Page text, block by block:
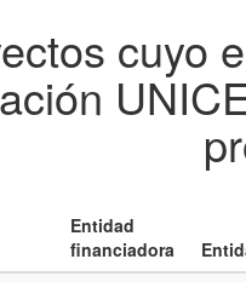
cuyo
Entidad
financiadora